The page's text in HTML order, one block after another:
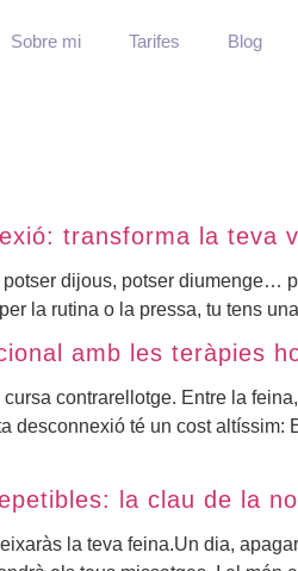
Sobre mi Tarifes Blog
transforma la teva
dijous, potser diumenge…
la rutina o la pressa, tu tens
amb les teràpies
contrarellotge. Entre la
desconnexió té un cost
la clau de la
la teva feina.Un dia,